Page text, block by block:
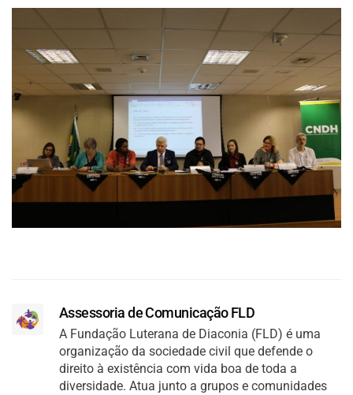
Assessoria de Comunicação FLD
A Fundação Luterana de Diaconia (FLD) é uma
organização da sociedade civil que defende o
direito à existência com vida boa de toda a
diversidade. Atua junto a grupos e comunidades